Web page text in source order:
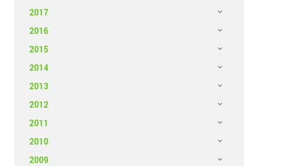
2017
2016
2015
2014
2013
2012
2011
2010
2009